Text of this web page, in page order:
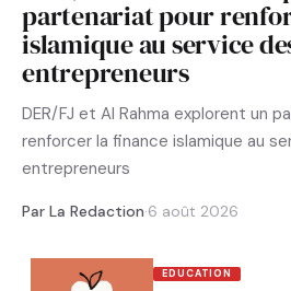
partenariat pour
islamique au service
entrepreneurs
DER/FJ et Al Rahma explorent un
renforcer la finance islamique au
entrepreneurs
Par La Redaction·6 août 2026
EDUCATION